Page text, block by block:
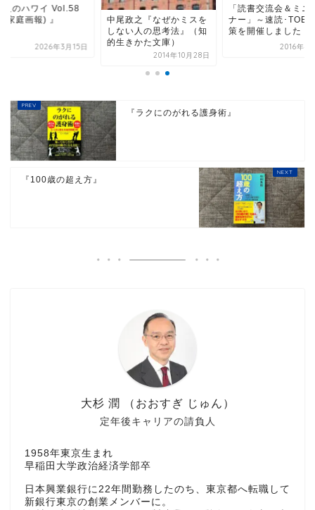
人のハワイ Vol.58
家庭画報) 』
2026年3月15日
中尾政之『なぜかミスを
しない人の思考法』（知
的生きかた文庫）
2014年10月28日
「読書交流会＆ミニ
ナー」～速読･
策を開催しました！
2016年4
『ラクにのがれる護身術』
『100歳の超え方』
定年後キャリアの請負人
大杉 潤 （おおすぎ じゅん）
1958年東京生まれ
早稲田大学政治経済学部卒
日本興業銀行に22年間勤務したのち、東京都へ転職して
新銀行東京の創業メンバーに。